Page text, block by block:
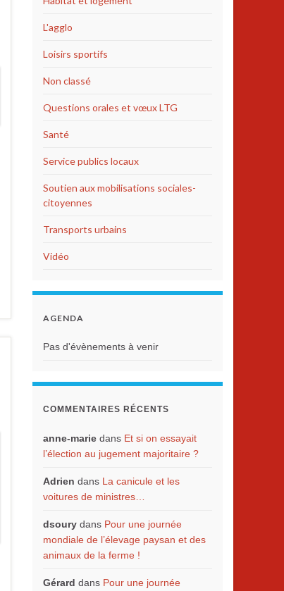
L'agglo
Loisirs sportifs
Non classé
Questions orales et vœux LTG
Santé
Service publics locaux
Soutien aux mobilisations sociales-
citoyennes
Transports urbains
Vidéo
AGENDA
Pas d'évènements à venir
COMMENTAIRES RÉCENTS
anne-marie dans Et si on essayait
l’élection au jugement majoritaire ?
Adrien dans La canicule et les
voitures de ministres…
dsoury dans Pour une journée
mondiale de l’élevage paysan et des
animaux de la ferme !
Gérard dans Pour une journée